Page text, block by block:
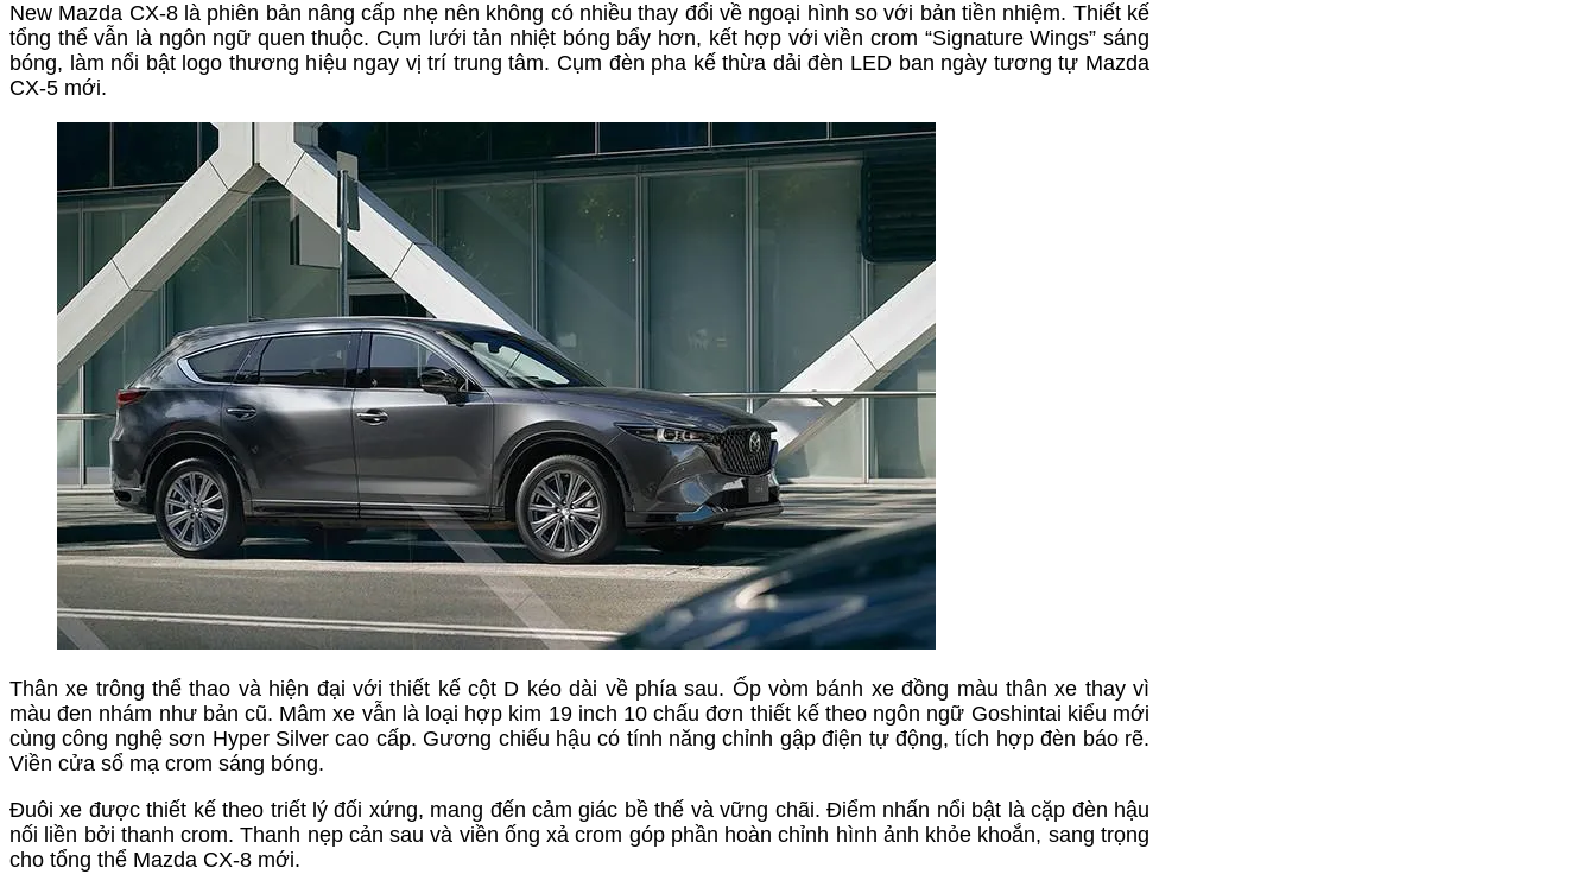
New Mazda CX-8 là phiên bản nâng cấp nhẹ nên không có nhiều thay đổi về ngoại hình so với bản tiền nhiệm. Thiết kế
tổng thể vẫn là ngôn ngữ quen thuộc. Cụm lưới tản nhiệt bóng bẩy hơn, kết hợp với viền crom “Signature Wings” sáng
bóng, làm nổi bật logo thương hiệu ngay vị trí trung tâm. Cụm đèn pha kế thừa dải đèn LED ban ngày tương tự Mazda
CX-5 mới.
Thân xe trông thể thao và hiện đại với thiết kế cột D kéo dài về phía sau. Ốp vòm bánh xe đồng màu thân xe thay vì
màu đen nhám như bản cũ. Mâm xe vẫn là loại hợp kim 19 inch 10 chấu đơn thiết kế theo ngôn ngữ Goshintai kiểu mới
cùng công nghệ sơn Hyper Silver cao cấp. Gương chiếu hậu có tính năng chỉnh gập điện tự động, tích hợp đèn báo rẽ.
Viền cửa sổ mạ crom sáng bóng.
Đuôi xe được thiết kế theo triết lý đối xứng, mang đến cảm giác bề thế và vững chãi. Điểm nhấn nổi bật là cặp đèn hậu
nối liền bởi thanh crom. Thanh nẹp cản sau và viền ống xả crom góp phần hoàn chỉnh hình ảnh khỏe khoắn, sang trọng
cho tổng thể Mazda CX-8 mới.